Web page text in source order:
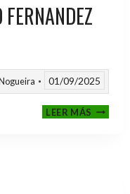
01/09/2025
LEER MÁSVI